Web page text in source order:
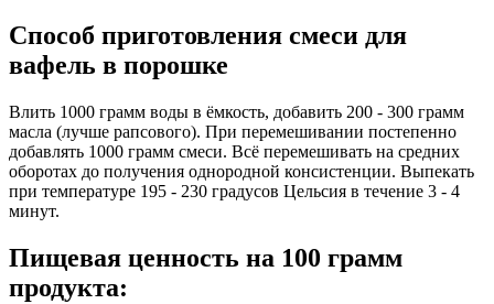
Способ приготовления смеси для
вафель в порошке
Влить 1000 грамм воды в ёмкость, добавить 200 - 300 грамм
масла (лучше рапсового). При перемешивании постепенно
добавлять 1000 грамм смеси. Всё перемешивать на средних
оборотах до получения однородной консистенции. Выпекать
при температуре 195 - 230 градусов Цельсия в течение 3 - 4
минут.
Пищевая ценность на 100 грамм
продукта: